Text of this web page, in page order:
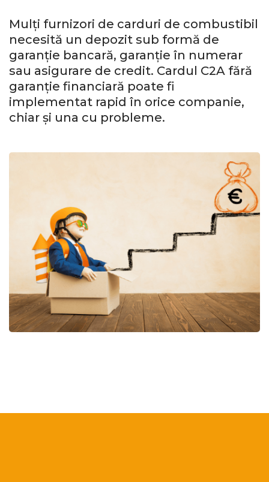
Mulți furnizori de carduri de combustibil
necesită un depozit sub formă de
garanție bancară, garanție în numerar
sau asigurare de credit. Cardul C2A fără
garanție financiară poate fi
implementat rapid în orice companie,
chiar și una cu probleme.